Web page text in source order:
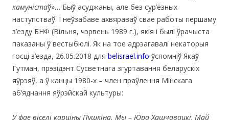
камуністаў»… Быў асуджаны, але без сур’ёзных
наступстваў. І неўзабаве ахвяраваў свае работы першаму
з’езду БНФ (Вільня, чэрвень 1989 г.), якія і былі ўрачыста
паказаны ў вестыбюлі. Як на тое адрэагавалі некаторыя
госці з’езда, 26.05.2018 для belisrael.info ўспомніў Якаў
Гутман, прэзідэнт Сусветнага згуртавання беларускіх
яўрэяў, а ў канцы 1980-х – член праўлення Мінскага
аб’яднання яўрэйскай культуры:
У фае віселі карціны Пушкіна. Мы – Юра Хашчавацкі, Май